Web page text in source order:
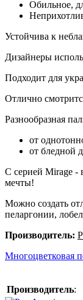
Обильное,
Устойчива к
Дизайнеры
Подходит для
Отлично
Разнообразная
от
от бледной
С серией Mirage -
мечты!
Можно создать
пеларгонии,
Производитель:
Многоцветковая
Производитель: